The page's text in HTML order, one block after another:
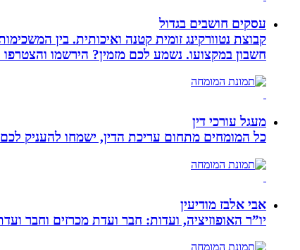
עסקים חושבים בגדול
חשבון במקצועו. נשמע לכם מזמין? הירשמו
מעגל עורכי דין
כל המומחים מתחום עריכת הדין, ישמחו להעניק לכם
אבי אלבז מודיעין
יו”ר האופוזיציה, ועדות: חבר ועדת מכרזים וחבר